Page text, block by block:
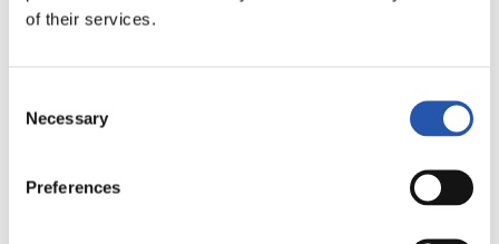
of their services.
Selection
Necessary
Preferences
LALIGA
ATHLETIC CLUB